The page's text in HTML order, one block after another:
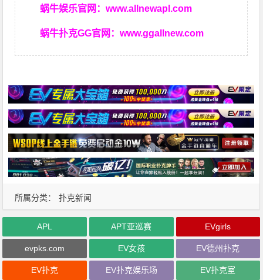
蜗牛娱乐官网：www.allnewapl.com
蜗牛扑克GG官网：www.ggallnew.com
所属分类： 扑克新闻
APL APT亚巡赛 EVgirls
evpks.com EV女孩 EV德州扑克
EV扑克 EV扑克娱乐场 EV扑克室